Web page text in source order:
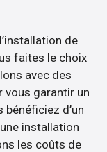
de
faites le choix
avec des
garantir un
d’un
installation
les coûts de